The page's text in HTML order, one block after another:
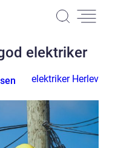
elektriker
elektriker Herlev